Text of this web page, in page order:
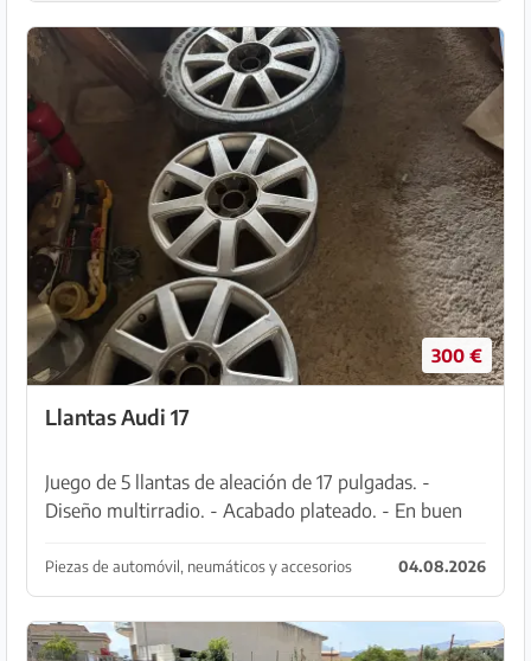
300 €
Llantas Audi 17
Juego de 5 llantas de aleación de 17 pulgadas. -
Diseño multirradio. - Acabado plateado. - En buen
cubiertas.
Piezas de automóvil, neumáticos y accesorios 04.08.2026